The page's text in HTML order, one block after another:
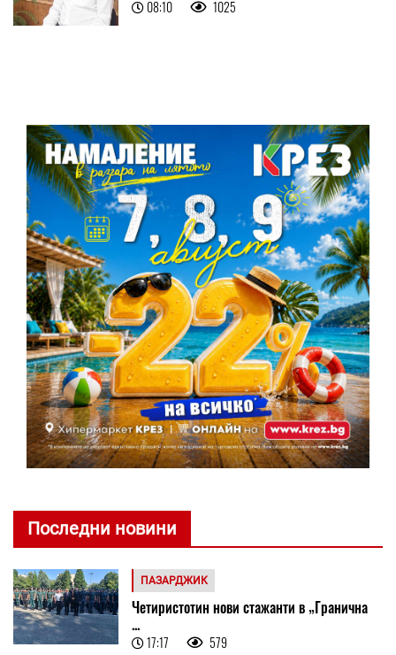
08:10 1025
Последни новини
ПАЗАРДЖИК
Четиристотин нови стажанти в „Гранична
...
17:17 579